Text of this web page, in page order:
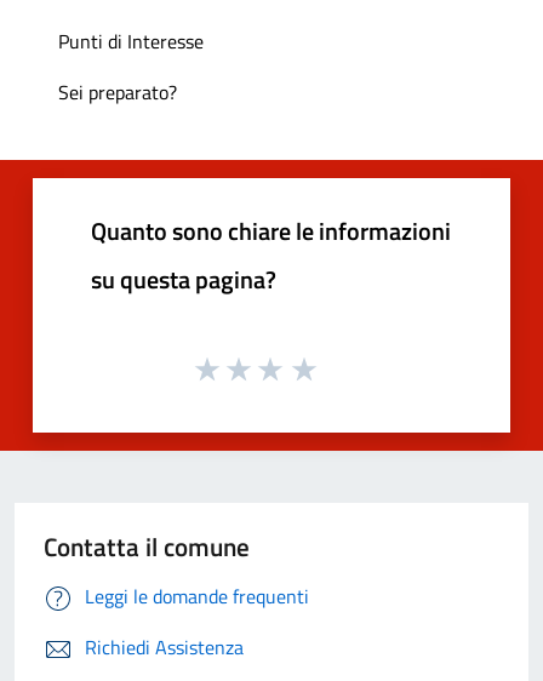
Punti di Interesse
Sei preparato?
Quanto sono chiare le informazioni
su questa pagina?
Contatta il comune
Leggi le domande frequenti
Richiedi Assistenza